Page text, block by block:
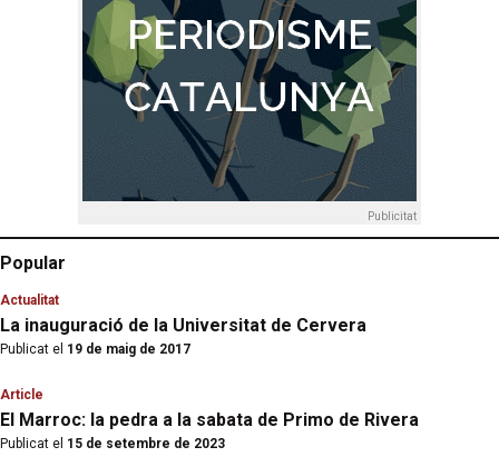
Publicitat
Popular
Actualitat
La inauguració de la Universitat de Cervera
Publicat el 19 de maig de 2017
Article
El Marroc: la pedra a la sabata de Primo de Rivera
Publicat el 15 de setembre de 2023